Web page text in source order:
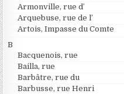
Armonville, rue d’
Arquebuse, rue de l’
Artois, Impasse du Comte
B
Bacquenois, rue
Bailla, rue
Barbâtre, rue du
Barbusse, rue Henri